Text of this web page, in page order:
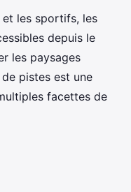
et les sportifs, les
depuis le
les paysages
pistes est une
facettes de